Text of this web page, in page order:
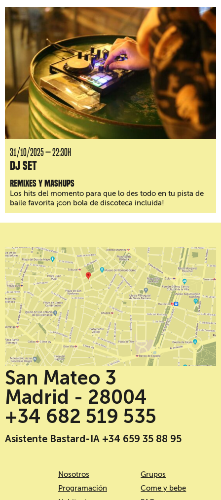
31/10/2025 — 22:30H
DJ Set
Remixes y mashups
Los hits del momento para que lo des todo en tu pista de
baile favorita ¡con bola de discoteca incluida!
San Mateo 3
Madrid - 28004
+34 682 519 535
Asistente Bastard-IA +34 659 35 88 95
Nosotros
Programación
Grupos
Come y bebe